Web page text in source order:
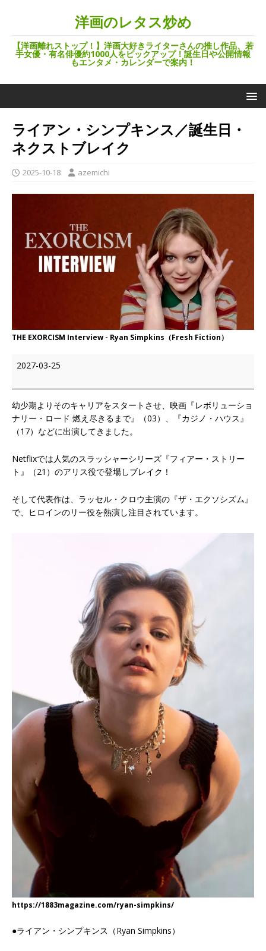
洋画のレタス炒め
【洋画離れストップ！】洋画大好きライターさんの推し作品、若
手女優・有名俳優約1000人をピックアップ！誕生日や公開情報
もエンタメ・カレンダーで案内！
ライアン・シンプキンス／誕生日・
ネクストブレイク
2025-10-18 azemichi
THE EXORCISM Interview - Ryan Simpkins（Fresh Fiction）
2027-03-25
幼少期よりそのキャリアをスタートさせ、映画『レボリューショ
ナリー・ロード 燃え尽きるまで』（03）、『カジノ・ハウス』
（17）などに出演してきました。
Netflixでは人気のスラッシャーシリーズ『フィアー・ストリー
ト』（21）のアリス役で登場しブレイク！
そして代表作は、ラッセル・クロウ主演の『ザ・エクソシズム』
で、ヒロインのリー役を熱演し注目されています。
https://1883magazine.com/ryan-simpkins/
●ライアン・シンプキンス（Ryan Simpkins）